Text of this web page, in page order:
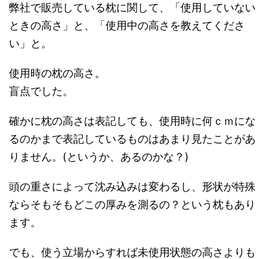
弊社で販売している枕に関して、「使用していない
ときの高さ」と、「使用中の高さを教えてくださ
い」と。
使用時の枕の高さ。
盲点でした。
確かに枕の高さは表記しても、使用時に何ｃｍにな
るのかまで表記しているものはあまり見たことがあ
りません。(というか、あるのかな？)
頭の重さによって沈み込みは変わるし、形状が特殊
ならそもそもどこの厚みを測るの？という枕もあり
ます。
でも、使う立場からすれば未使用状態の高さよりも